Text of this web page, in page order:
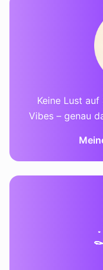
Keine Lust
Vibes – genau